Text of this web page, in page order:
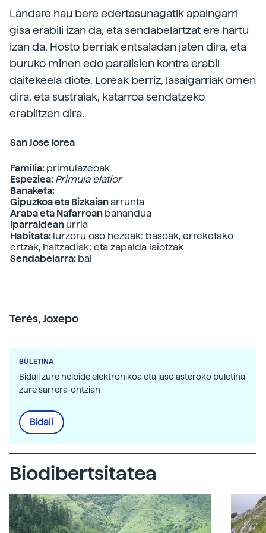
Landare hau bere edertasunagatik apaingarri
gisa erabili izan da, eta sendabelartzat ere hartu
izan da. Hosto berriak entsaladan jaten dira, eta
buruko minen edo paralisien kontra erabil
daitekeela diote. Loreak berriz, lasaigarriak omen
dira, eta sustraiak, katarroa sendatzeko
erabiltzen dira.
San Jose lorea
Familia: primulazeoak
Espeziea: Primula eIatior
Banaketa:
Gipuzkoa eta Bizkaianarrunta
Araba eta Nafarroan banandua
Iparraldean urria
Habitata: lurzoru oso hezeak: basoak, erreketako
ertzak, haltzadiak; eta zapalda laiotzak
Sendabelarra: bai
Terés, Joxepo
BULETINA
Bidali zure helbide elektronikoa eta jaso asteroko buletina
zure sarrera-ontzian
Bidali
Biodibertsitatea